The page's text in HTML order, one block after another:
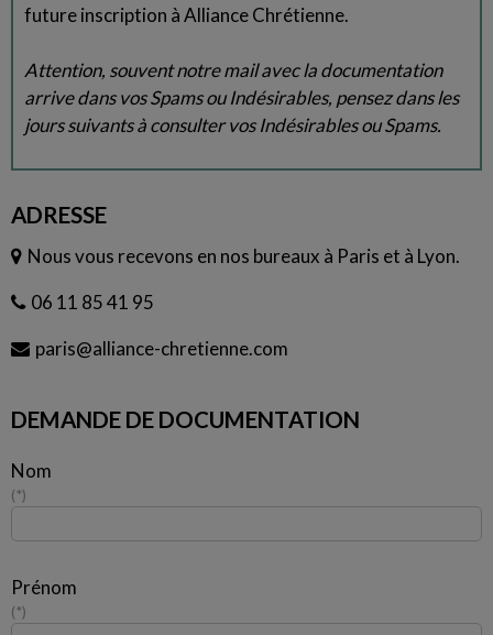
future inscription à Alliance Chrétienne.
Attention, souvent notre mail avec la documentation
arrive dans vos Spams ou Indésirables, pensez dans les
jours suivants à consulter vos Indésirables ou Spams.
ADRESSE
Nous vous recevons en nos bureaux à Paris et à Lyon.
06 11 85 41 95
paris@alliance-chretienne.com
DEMANDE DE DOCUMENTATION
Nom
*
Prénom
*